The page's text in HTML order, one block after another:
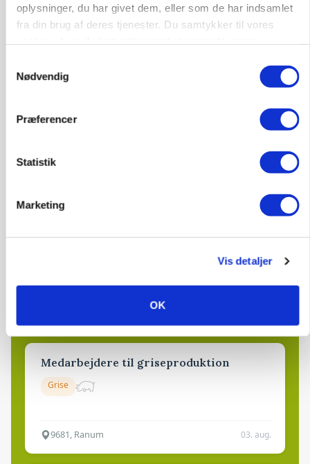
oplysninger, du har givet dem, eller som de har indsamlet
fra din brug af deres tjenester. Du samtykker til vores
Nødvendig
Præferencer
Statistik
Marketing
Vis detaljer
OK
Trainee placement Ringkøbing
Grise
06. aug.
Rørlægger / håndmand søges til
Anlæg
Lastbilchauffør søges til Henrik Haves
Medarbejdere til griseproduktion
Grise
9681, Ranum 03. aug.